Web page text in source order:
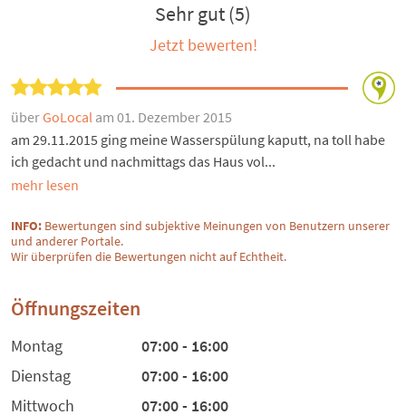
Sehr gut (5)
Jetzt bewerten!
überGoLocal am 01. Dezember 2015
am 29.11.2015 ging meine Wasserspülung kaputt, na toll habe
ich gedacht und nachmittags das Haus vol...
mehr lesen
INFO: Bewertungen sind subjektive Meinungen von Benutzern unserer
und anderer Portale.
Wir überprüfen die Bewertungen nicht auf Echtheit.
Öffnungszeiten
Montag
07:00 - 16:00
Dienstag
07:00 - 16:00
Mittwoch
07:00 - 16:00